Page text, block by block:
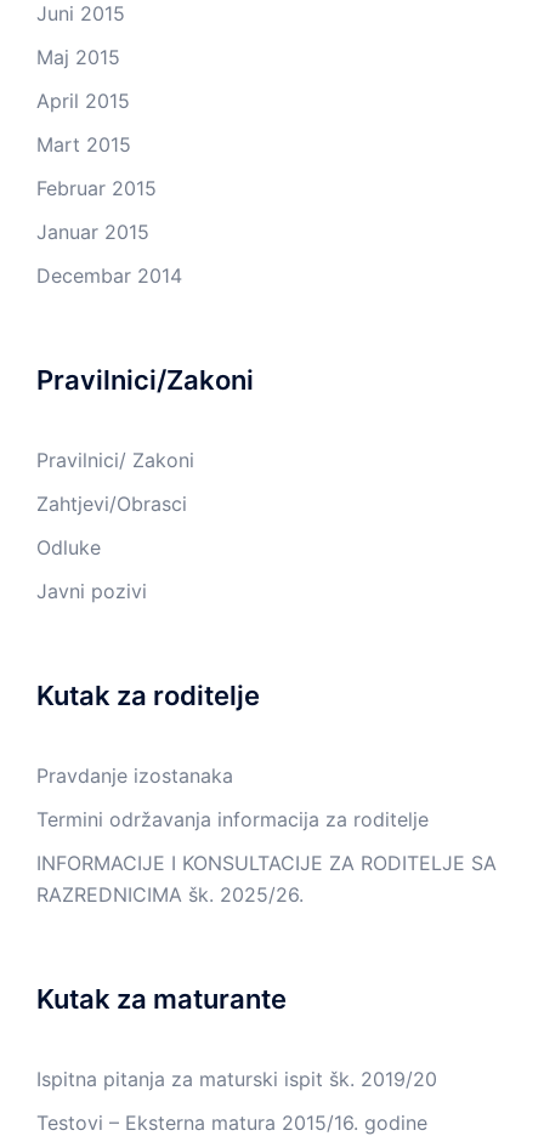
Juni 2015
Maj 2015
April 2015
Mart 2015
Februar 2015
Januar 2015
Decembar 2014
Pravilnici/Zakoni
Pravilnici/ Zakoni
Zahtjevi/Obrasci
Odluke
Javni pozivi
Kutak za roditelje
Pravdanje izostanaka
Termini održavanja informacija za roditelje
INFORMACIJE I KONSULTACIJE ZA RODITELJE SA
RAZREDNICIMA šk. 2025/26.
Kutak za maturante
Ispitna pitanja za maturski ispit šk. 2019/20
Testovi – Eksterna matura 2015/16. godine